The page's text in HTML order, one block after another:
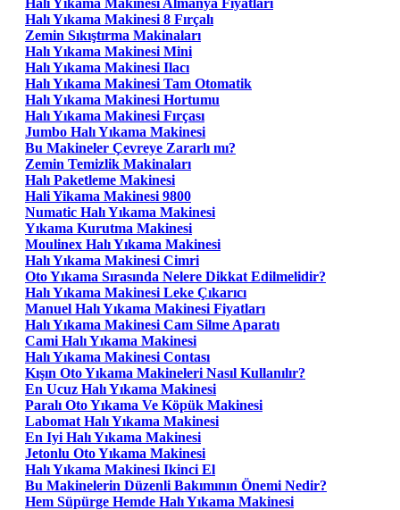
Halı Yıkama Makinesi 8 Fırçalı
Zemin Sıkıştırma Makinaları
Halı Yıkama Makinesi Mini
Halı Yıkama Makinesi Ilacı
Halı Yıkama Makinesi Tam Otomatik
Halı Yıkama Makinesi Hortumu
Halı Yıkama Makinesi Fırçası
Jumbo Halı Yıkama Makinesi
Bu Makineler Çevreye Zararlı mı?
Zemin Temizlik Makinaları
Halı Paketleme Makinesi
Hali Yikama Makinesi 9800
Numatic Halı Yıkama Makinesi
Yıkama Kurutma Makinesi
Moulinex Halı Yıkama Makinesi
Halı Yıkama Makinesi Cimri
Oto Yıkama Sırasında Nelere Dikkat Edilmelidir?
Halı Yıkama Makinesi Leke Çıkarıcı
Manuel Halı Yıkama Makinesi Fiyatları
Halı Yıkama Makinesi Cam Silme Aparatı
Cami Halı Yıkama Makinesi
Halı Yıkama Makinesi Contası
Kışın Oto Yıkama Makineleri Nasıl Kullanılır?
En Ucuz Halı Yıkama Makinesi
Paralı Oto Yıkama Ve Köpük Makinesi
Labomat Halı Yıkama Makinesi
En Iyi Halı Yıkama Makinesi
Jetonlu Oto Yıkama Makinesi
Halı Yıkama Makinesi Ikinci El
Bu Makinelerin Düzenli Bakımının Önemi Nedir?
Hem Süpürge Hemde Halı Yıkama Makinesi